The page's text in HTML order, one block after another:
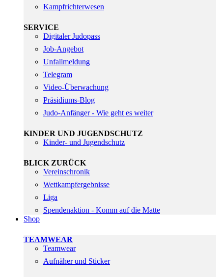
Kampfrichterwesen
SERVICE
Digitaler Judopass
Job-Angebot
Unfallmeldung
Telegram
Video-Überwachung
Präsidiums-Blog
Judo-Anfänger - Wie geht es weiter
KINDER UND JUGENDSCHUTZ
Kinder- und Jugendschutz
BLICK ZURÜCK
Vereinschronik
Wettkampfergebnisse
Liga
Spendenaktion - Komm auf die Matte
Shop
TEAMWEAR
Teamwear
Aufnäher und Sticker